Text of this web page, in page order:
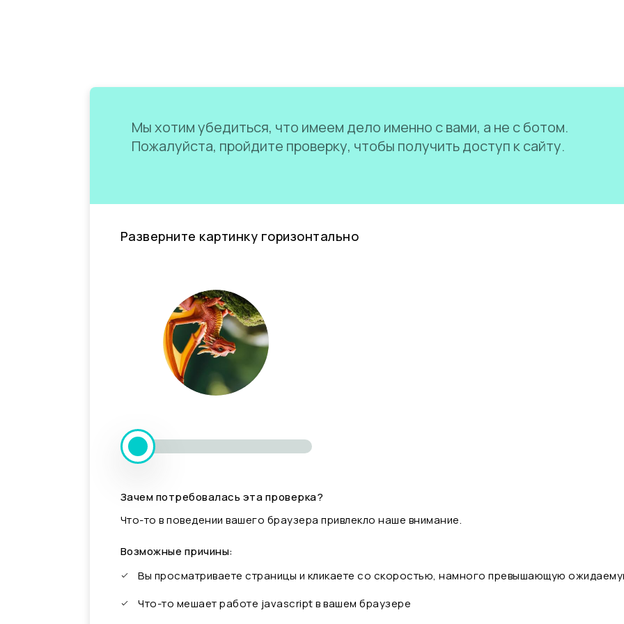
Мы хотим убедиться, что имеем дело именно с вами, а не с ботом.
Пожалуйста, пройдите проверку, чтобы получить доступ к сайту.
Разверните картинку горизонтально
Зачем потребовалась эта проверка?
Что-то в поведении вашего браузера привлекло наше внимание.
Возможные причины:
Вы просматриваете страницы и кликаете со скоростью, намного превышающую
Что-то мешает работе javascript в вашем браузере